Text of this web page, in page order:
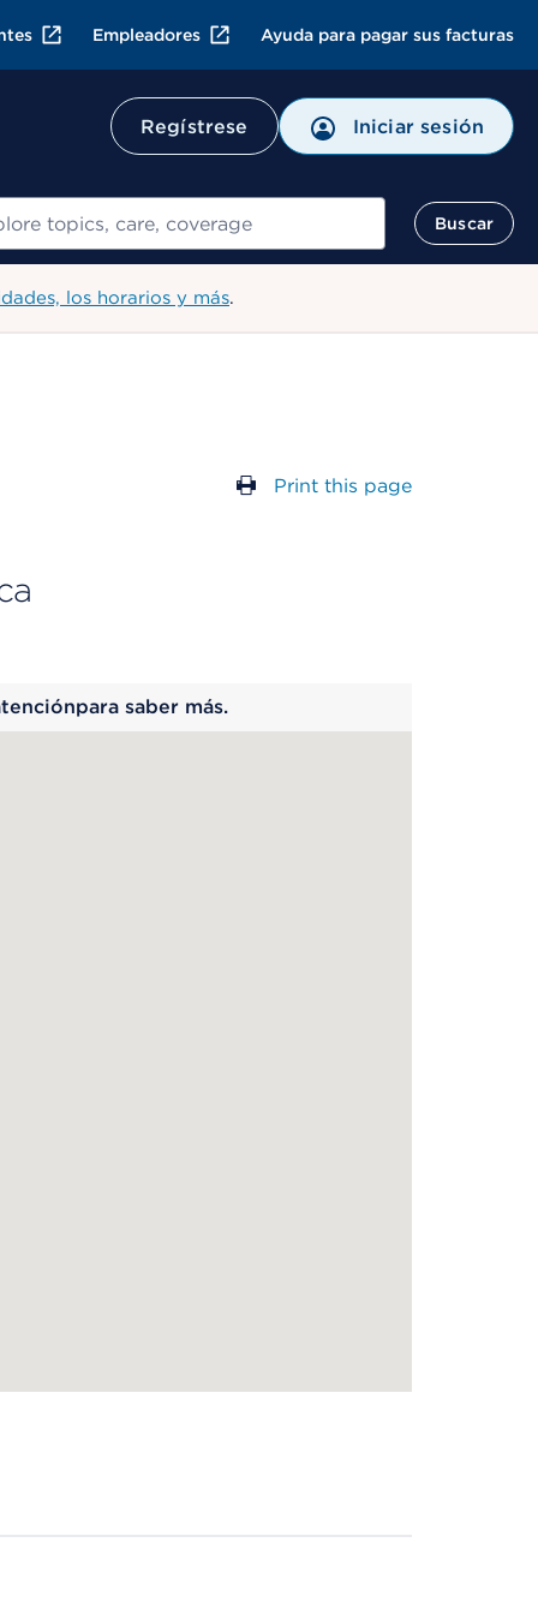
Empleadores Ayuda para pagar sus facturas
Regístrese Iniciar sesión
Buscar
los horarios y más.
Print this page
saber más.